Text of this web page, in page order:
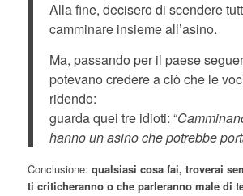
Alla fine, decisero di scendere
camminare insieme all’asino.
Ma, passando per il paese
potevano credere a ciò che le
ridendo:
guarda quei tre idioti: “
hanno un asino che potrebbe
Conclusione: qualsiasi cosa fai, troverai
ti criticheranno o che parleranno male di